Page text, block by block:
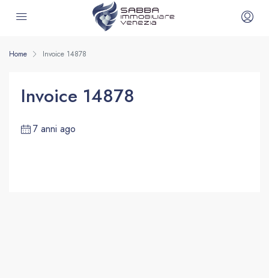
Home Invoice 14878
Invoice 14878
7 anni ago